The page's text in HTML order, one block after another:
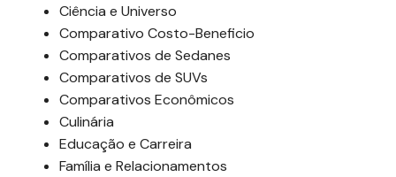
Ciência e Universo
Comparativo Costo-Beneficio
Comparativos de Sedanes
Comparativos de SUVs
Comparativos Econômicos
Culinária
Educação e Carreira
Família e Relacionamentos